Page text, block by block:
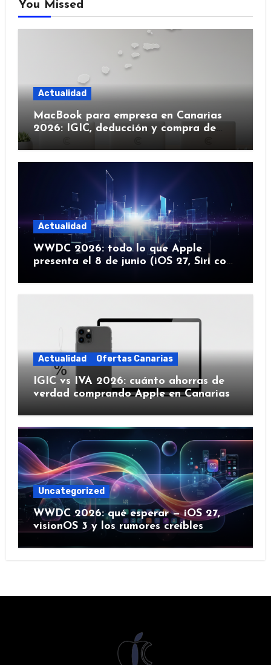
You Missed
Actualidad
MacBook para empresa en Canarias
2026: IGIC, deducción y compra de
Actualidad
WWDC 2026: todo lo que Apple
presenta el 8 de junio (iOS 27, Siri con
Actualidad Ofertas Canarias
IGIC vs IVA 2026: cuánto ahorras de
verdad comprando Apple en Canarias
Uncategorized
WWDC 2026: qué esperar — iOS 27,
visionOS 3 y los rumores creíbles